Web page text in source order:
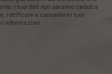
I tuoi dati non saranno ceduti a
rettificare e cancellare i tuoi
informazioni